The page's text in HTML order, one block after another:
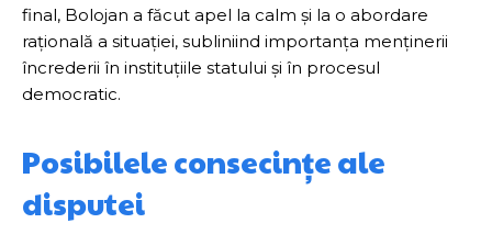
final, Bolojan a făcut apel la calm și la o abordare
rațională a situației, subliniind importanța menținerii
încrederii în instituțiile statului și în procesul
democratic.
Posibilele consecințe ale
disputei